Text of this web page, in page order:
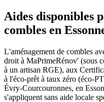
Aides disponibles
combles en
L'aménagement de combles
droit à MaPrimeRénov' (sous
à un artisan RGE), aux
à l'éco-prêt à taux zéro (éco-
Évry-Courcouronnes, en
s'appliquent sans aide locale